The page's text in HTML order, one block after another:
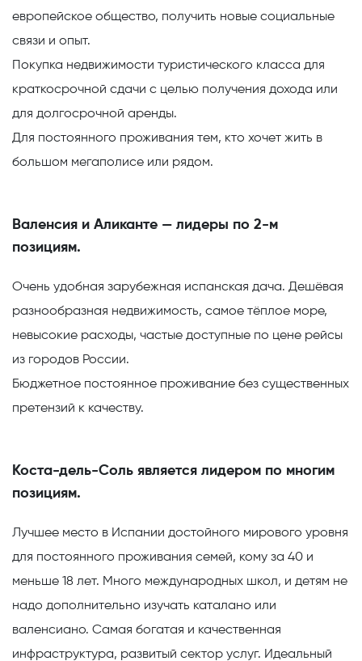
европейское общество, получить новые социальные
связи и опыт.
Покупка недвижимости туристического класса для
краткосрочной сдачи с целью получения дохода или
для долгосрочной аренды.
Для постоянного проживания тем, кто хочет жить в
большом мегаполисе или рядом.
Валенсия и Аликанте — лидеры по 2-м
позициям.
Очень удобная зарубежная испанская дача. Дешёвая
разнообразная недвижимость, самое тёплое море,
невысокие расходы, частые доступные по цене рейсы
из городов России.
Бюджетное постоянное проживание без существенных
претензий к качеству.
Коста-дель-Соль является лидером по многим
позициям.
Лучшее место в Испании достойного мирового уровня
для постоянного проживания семей, кому за 40 и
меньше 18 лет. Много международных школ, и детям не
надо дополнительно изучать каталано или
валенсиано. Самая богатая и качественная
инфраструктура, развитый сектор услуг. Идеальный